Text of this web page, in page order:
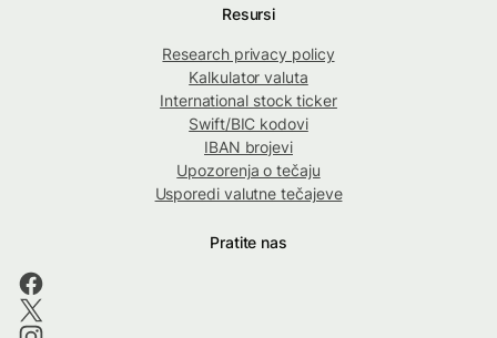
Resursi
Research privacy policy
Kalkulator valuta
International stock ticker
Swift/BIC kodovi
IBAN brojevi
Upozorenja o tečaju
Usporedi valutne tečajeve
Pratite nas